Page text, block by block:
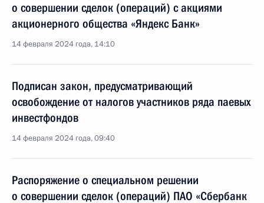
о совершении сделок (операций) с акциями
акционерного общества «Яндекс Банк»
14 февраля 2024 года, 14:10
Подписан закон, предусматривающий
освобождение от налогов участников ряда паевых
инвестфондов
14 февраля 2024 года, 09:40
Распоряжение о специальном решении
о совершении сделок (операций) ПАО «Сбербанк